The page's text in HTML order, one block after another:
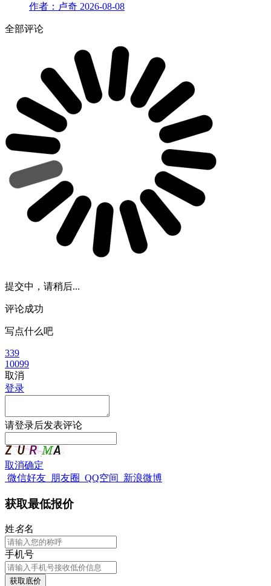
作者：卢奇 2026-08-08
全部评论
提交中，请稍后...
评论成功
写点什么吧
339
10099
取消
登录
请登录后发表评论
取消确定
微信好友 朋友圈 QQ空间 新浪微博
获取最低报价
姓名名
手机号
获取底价